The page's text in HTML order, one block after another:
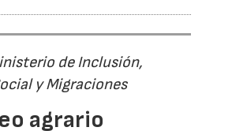
de Inclusión,
y Migraciones
agrario